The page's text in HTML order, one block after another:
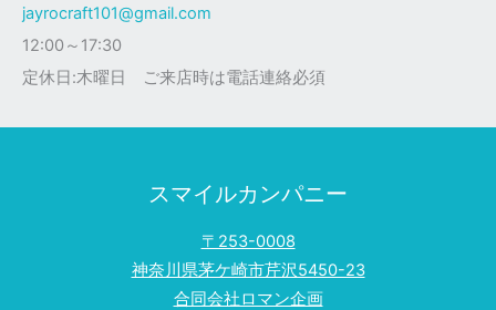
jayrocraft101@gmail.com
12:00～17:30
定休日:木曜日 ご来店時は電話連絡必須
スマイルカンパニー
〒253-0008
神奈川県茅ケ崎市芹沢5450-23
合同会社ロマン企画